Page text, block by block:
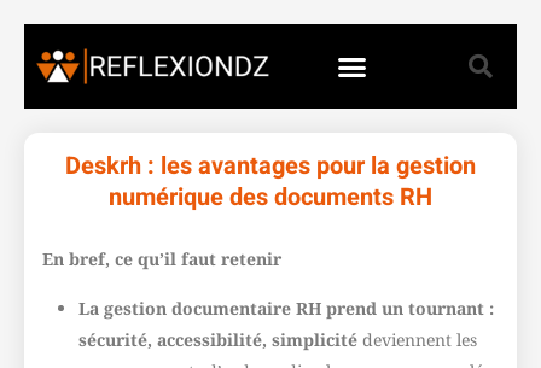
Deskrh : les avantages pour la gestion
numérique des documents RH
En bref, ce qu’il faut retenir
La gestion documentaire RH prend un tournant :
sécurité, accessibilité, simplicité deviennent les